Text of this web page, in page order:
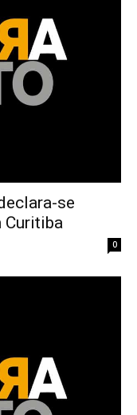
se
Curitiba
0